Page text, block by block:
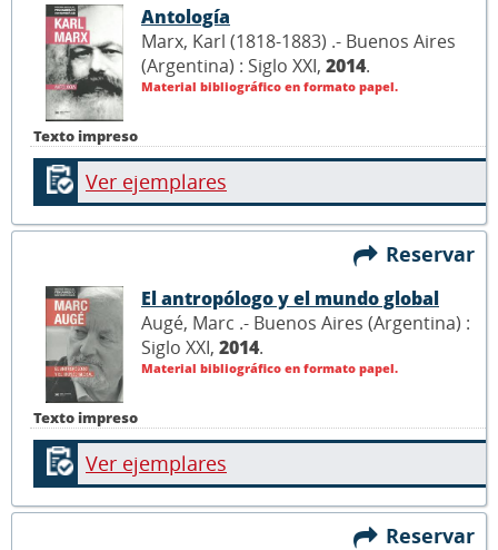
Texto impreso
Antología
Marx, Karl (1818-1883) .- Buenos Aires
(Argentina) : Siglo XXI, 2014.
Material bibliográfico en formato papel.
Ver ejemplares
Reservar
Texto impreso
El antropólogo y el mundo global
Augé, Marc .- Buenos Aires (Argentina) :
Siglo XXI, 2014.
Material bibliográfico en formato papel.
Ver ejemplares
Reservar